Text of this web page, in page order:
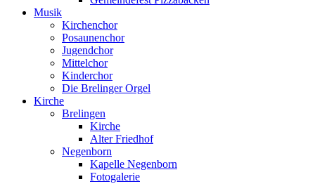
Musik
Kirchenchor
Posaunenchor
Jugendchor
Mittelchor
Kinderchor
Die Brelinger Orgel
Kirche
Brelingen
Kirche
Alter Friedhof
Negenborn
Kapelle Negenborn
Fotogalerie